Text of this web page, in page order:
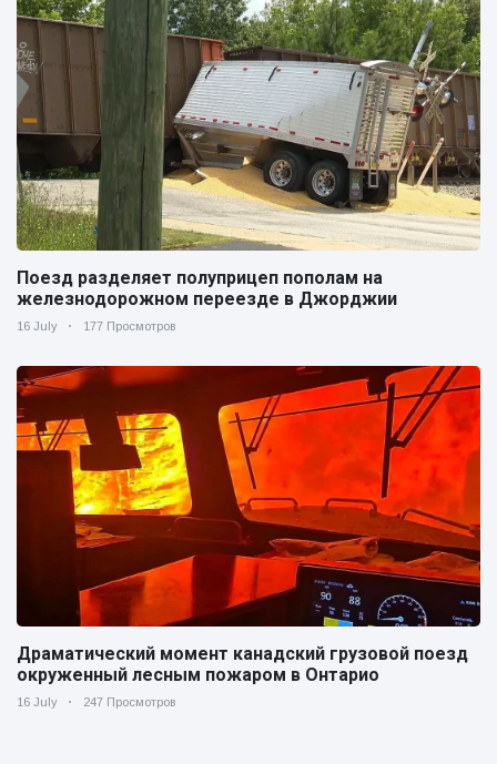
Поезд разделяет полуприцеп пополам на
железнодорожном переезде в Джорджии
16 July 177 Просмотров
Драматический момент канадский грузовой поезд
окруженный лесным пожаром в Онтарио
16 July 247 Просмотров